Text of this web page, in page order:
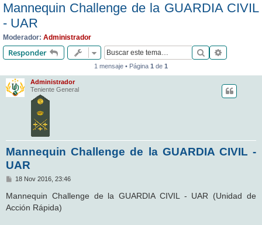
s
Mannequin Challenge de la GUARDIA CIVIL
- UAR
Moderador: Administrador
Responder Buscar
1 mensaje • Página 1 de 1
Administrador
Teniente General
Mannequin Challenge de la GUARDIA CIVIL -
UAR
M
n
s
a
18 Nov 2016, 23:46
Mannequin Challenge de la GUARDIA CIVIL - UAR (Unidad de
Acción Rápida)